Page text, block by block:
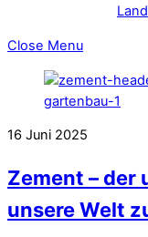
Close Menu
16 Juni 2025
Zement – der
unsere Welt